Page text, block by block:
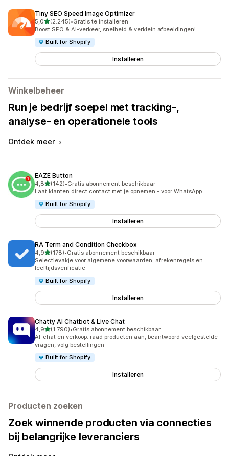
Tiny SEO Speed Image Optimizer
5,0van 5 sterren
(2.245)
2245 recensies in totaal
•Gratis te installeren
Boost SEO & AI-verkeer, snelheid & verklein afbeeldingen!
Built for Shopify
Installeren
Winkelbeheer
Run je bedrijf soepel met tracking-,
analyse- en operationele tools
Ontdek meer
EAZE Button
4,8van 5 sterren
(142)
142 recensies in totaal
•Gratis abonnement beschikbaar
Laat klanten direct contact met je opnemen - voor WhatsApp
Built for Shopify
Installeren
RA Term and Condition Checkbox
4,9van 5 sterren
(178)
178 recensies in totaal
•Gratis abonnement beschikbaar
Selectievakje voor algemene voorwaarden, afrekenregels en
leeftijdsverificatie
Built for Shopify
Installeren
Chatty AI Chatbot & Live Chat
4,9van 5 sterren
(1.790)
1790 recensies in totaal
•Gratis abonnement beschikbaar
AI-chat en verkoop: raad producten aan, beantwoord veelgestelde
vragen, volg bestellingen
Built for Shopify
Installeren
Producten zoeken
Zoek winnende producten via connecties
bij belangrijke leveranciers